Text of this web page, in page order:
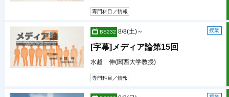
専門科目／情報
BS232 授業
8/8(土)～
[字幕]メディア論第15回
水越 伸(関西大学教授)
専門科目／情報